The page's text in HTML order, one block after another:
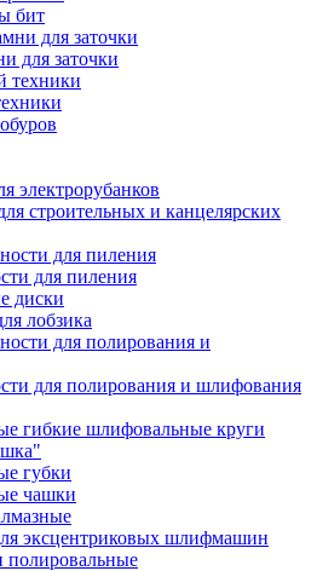
бит
для заточки
электрорубанков
строительных и канцелярских
для пиления
диски
лобзика
для полирования и шлифования
гибкие шлифовальные круги
губки
чашки
эксцентриковых шлифмашин
полировальные